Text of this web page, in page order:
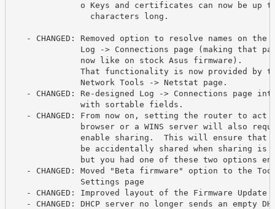
o Keys and certificates can now be up to
characters long.
- CHANGED: Removed option to resolve names on the
Log -> Connections page (making that
now like on stock Asus firmware).
That functionality is now provided by
Network Tools -> Netstat page.
- CHANGED: Re-designed Log -> Connections page
with sortable fields.
- CHANGED: From now on, setting the router to act
browser or a WINS server will also
enable sharing.  This will ensure that
be accidentally shared when sharing is
but you had one of these two options
- CHANGED: Moved "Beta firmware" option to the
Settings page
- CHANGED: Improved layout of the Firmware Update
- CHANGED: DHCP server no longer sends an empty